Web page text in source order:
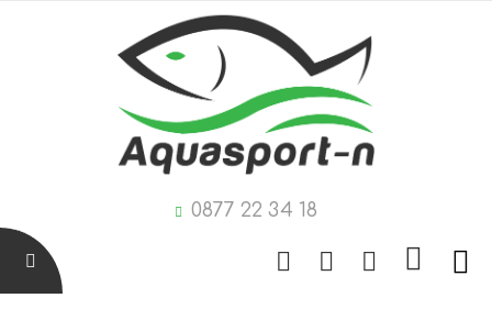
0877 22 34 18